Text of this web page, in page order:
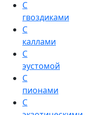
С
гвоздиками
С
каллами
С
эустомой
С
пионами
С